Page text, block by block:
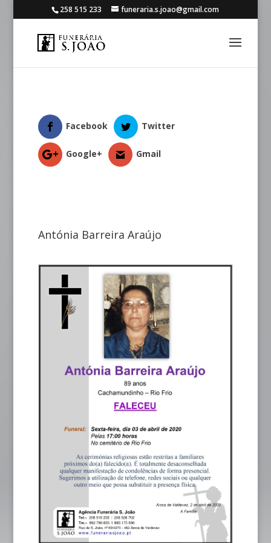
258 515 233 funeraria.s.joao@gmail.com
Facebook Twitter
Google+ Gmail
Antónia Barreira Araújo